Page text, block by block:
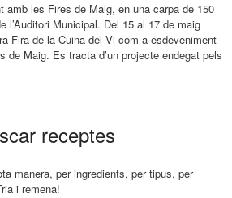
amb les Fires de Maig, en una carpa de 150
l’Auditori Municipal. Del 15 al 17 de maig
Fira de la Cuina del Vi com a esdeveniment
de Maig. Es tracta d’un projecte endegat pels
receptes
manera, per ingredients, per tipus, per
i remena!